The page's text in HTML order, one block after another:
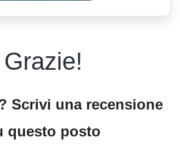
Grazie!
Scrivi una recensione
questo posto